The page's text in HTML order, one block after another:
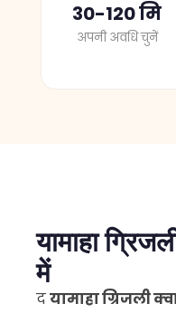
30-120 मि
अपनी अवधि चुनें
यामाहा
में
दयामाहा ग्रिजली